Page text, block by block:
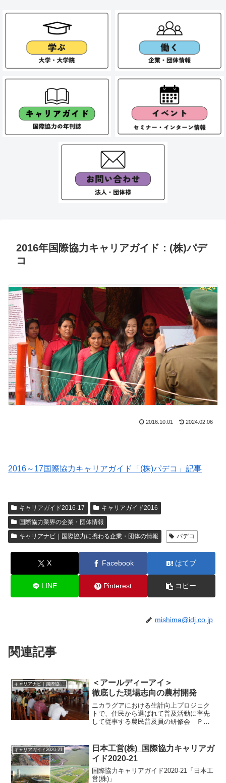
2016年国際協力キャリアガイド：(株)パデ
コ
2016.10.01 2024.02.06
2016～17国際協力キャリアガイド「(株)パデコ」記事
キャリアガイド2016-17
キャリアガイド2016
国際協力業界の企業・団体情報
キャリアナビ｜国際協力に携わる企業・団体の情報
パデコ
X Facebook はてブ
LINE Pinterest コピー
mishima@idj.co.jp
関連記事
キャリアナビ｜国際協力に携わる企業・団体の情報
＜アールディーアイ＞
徹底した現場志向の農村開発
ニカラグアにおける生計向上プロジェク
トで、住民から選ばれて普及活動に率先
して従事する農民普及員の研修会 ＰＯ
れたアールディーアイは、開発途上国の
農村開発に重点を置い...
キャリアガイド2020-21
日本工営(株)_国際協力キャリアガ
イド2020-21
国際協力キャリアガイド2020-21「日本工
営(株)」